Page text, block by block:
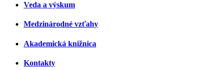
Veda a výskum
Medzinárodné vzťahy
Akademická knižnica
Kontakty